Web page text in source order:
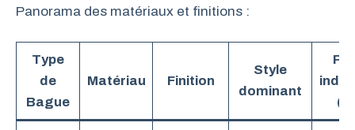
Panorama des matériaux et finitions :
Type
de
Bague
Matériau Finition
Style
dominant
(€)